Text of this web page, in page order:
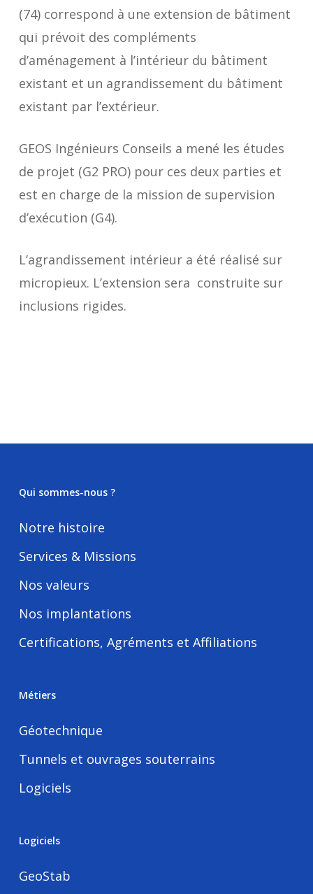
(74) correspond à une extension de bâtiment
qui prévoit des compléments
d’aménagement à l’intérieur du bâtiment
existant et un agrandissement du bâtiment
existant par l’extérieur.
GEOS Ingénieurs Conseils a mené les études
de projet (G2 PRO) pour ces deux parties et
est en charge de la mission de supervision
d’exécution (G4).
L’agrandissement intérieur a été réalisé sur
micropieux. L’extension sera construite sur
inclusions rigides.
Qui sommes-nous ?
Notre histoire
Services & Missions
Nos valeurs
Nos implantations
Certifications, Agréments et Affiliations
Métiers
Géotechnique
Tunnels et ouvrages souterrains
Logiciels
Logiciels
GeoStab